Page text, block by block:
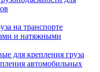
на транспорте
и натяжными
для крепления груза
автомобильных